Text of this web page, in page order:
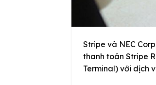
Stripe và NEC
thanh toán Stripe
Terminal) với dịch